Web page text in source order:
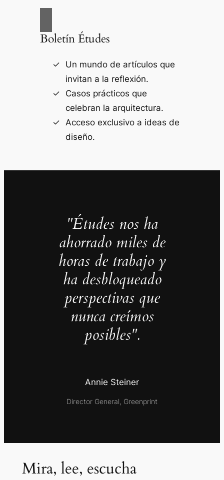
Boletín Études
Un mundo de artículos que
invitan a la reflexión.
Casos prácticos que
celebran la arquitectura.
Acceso exclusivo a ideas de
diseño.
"Études nos ha
ahorrado miles de
horas de trabajo y
ha desbloqueado
perspectivas que
nunca creímos
posibles".
Annie Steiner
Director General, Greenprint
Mira, lee, escucha